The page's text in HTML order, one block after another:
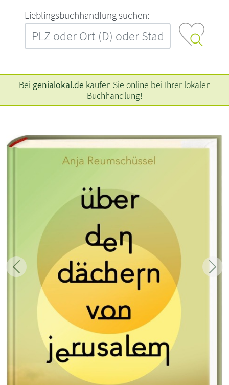
L‍i‍e‍b‍l‍i‍n‍g‍s‍b‍u‍c‍h‍h‍a‍n‍d‍l‍u‍n‍g‍ ‍s‍u‍c‍h‍e‍n‍:‍
Bei genialokal.de kaufen Sie online bei Ihrer lokalen
Buchhandlung!
Zurück